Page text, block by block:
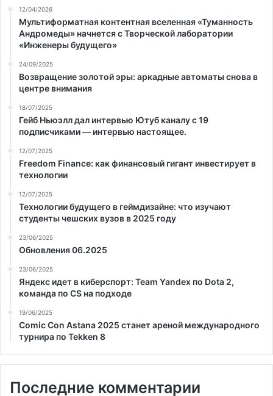
12/04/2026
Мультиформатная контентная вселенная «Туманность
Андромеды» начнется с Творческой лаборатории
«Инженеры будущего»
24/09/2025
Возвращение золотой эры: аркадные автоматы снова в
центре внимания
18/07/2025
Гейб Ньюэлл дал интервью Ютуб каналу с 19
подписчиками — интервью настоящее.
12/07/2025
Freedom Finance: как финансовый гигант инвестирует в
технологии
12/07/2025
Технологии будущего в геймдизайне: что изучают
студенты чешских вузов в 2025 году
23/06/2025
Обновления 06.2025
23/06/2025
Яндекс идет в киберспорт: Team Yandex по Dota 2,
команда по CS на подходе
19/06/2025
Comic Con Astana 2025 станет ареной международного
турнира по Tekken 8
Последние комментарии